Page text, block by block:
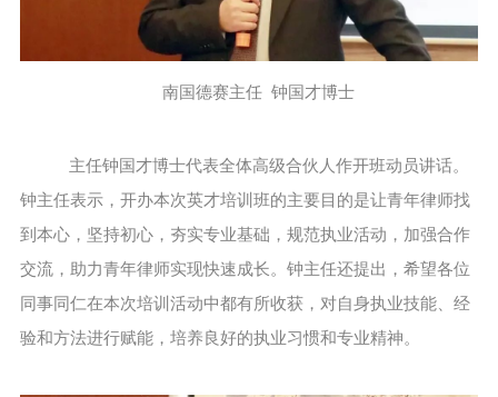
南国德赛主任 钟国才博士
主任钟国才博士代表全体高级合伙人作开班动员讲话。
钟主任表示，开办本次英才培训班的主要目的是让青年律师找
到本心，坚持初心，夯实专业基础，规范执业活动，加强合作
交流，助力青年律师实现快速成长。钟主任还提出，希望各位
同事同仁在本次培训活动中都有所收获，对自身执业技能、经
验和方法进行赋能，培养良好的执业习惯和专业精神。